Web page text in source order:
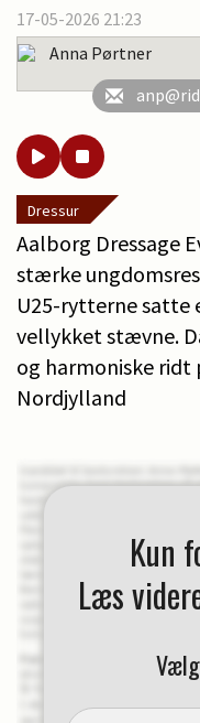
17-05-2026 21:23
Anna Pørtner
Dressur
Aalborg Dressage
stærke
U25-rytterne satte
vellykket stævne.
og harmoniske
Nordjylland
Kun
Læs